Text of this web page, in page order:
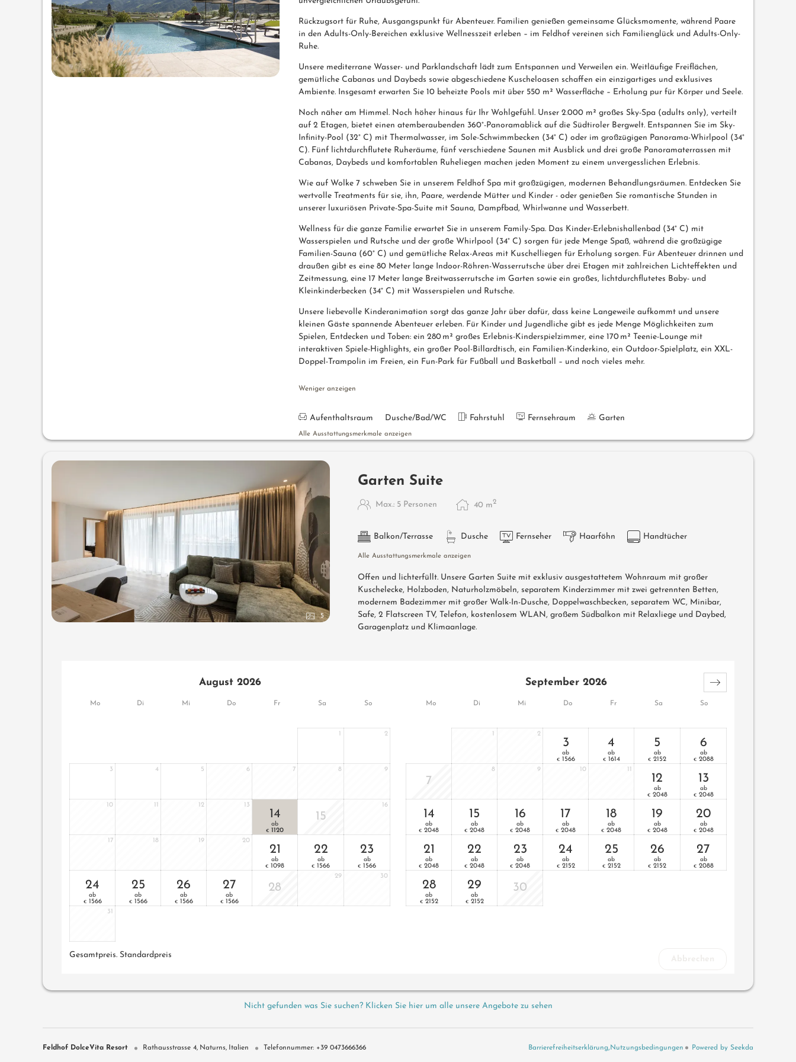
Rückzugsort für Ruhe, Ausgangspunkt für Abenteuer. Familien genießen gemeinsame Glücksmomente, während Paare
in den Adults-Only-Bereichen exklusive Wellnesszeit erleben – im Feldhof vereinen sich Familienglück und Adults-Only-
Ruhe.
Unsere mediterrane Wasser- und Parklandschaft lädt zum Entspannen und Verweilen ein. Weitläufige Freiflächen,
gemütliche Cabanas und Daybeds sowie abgeschiedene Kuscheloasen schaffen ein einzigartiges und exklusives
Ambiente. Insgesamt erwarten Sie 10 beheizte Pools mit über 550 m² Wasserfläche – Erholung pur für Körper und Seele.
Noch näher am Himmel. Noch höher hinaus für Ihr Wohlgefühl. Unser 2.000 m² großes Sky-Spa (adults only), verteilt
auf 2 Etagen, bietet einen atemberaubenden 360°-Panoramablick auf die Südtiroler Bergwelt. Entspannen Sie im Sky-
Infinity-Pool (32° C) mit Thermalwasser, im Sole-Schwimmbecken (34° C) oder im großzügigen Panorama-Whirlpool (34°
C). Fünf lichtdurchflutete Ruheräume, fünf verschiedene Saunen mit Ausblick und drei große Panoramaterrassen mit
Cabanas, Daybeds und komfortablen Ruheliegen machen jeden Moment zu einem unvergesslichen Erlebnis.
Wie auf Wolke 7 schweben Sie in unserem Feldhof Spa mit großzügigen, modernen Behandlungsräumen. Entdecken Sie
wertvolle Treatments für sie, ihn, Paare, werdende Mütter und Kinder - oder genießen Sie romantische Stunden in
unserer luxuriösen Private-Spa-Suite mit Sauna, Dampfbad, Whirlwanne und Wasserbett.
Wellness für die ganze Familie erwartet Sie in unserem Family-Spa. Das Kinder-Erlebnishallenbad (34° C) mit
Wasserspielen und Rutsche und der große Whirlpool (34° C) sorgen für jede Menge Spaß, während die großzügige
Familien-Sauna (60° C) und gemütliche Relax-Areas mit Kuschelliegen für Erholung sorgen. Für Abenteuer drinnen und
draußen gibt es eine 80 Meter lange Indoor-Röhren-Wasserrutsche über drei Etagen mit zahlreichen Lichteffekten und
Zeitmessung, eine 17 Meter lange Breitwasserrutsche im Garten sowie ein großes, lichtdurchflutetes Baby- und
Kleinkinderbecken (34° C) mit Wasserspielen und Rutsche.
Unsere liebevolle Kinderanimation sorgt das ganze Jahr über dafür, dass keine Langeweile aufkommt und unsere
kleinen Gäste spannende Abenteuer erleben. Für Kinder und Jugendliche gibt es jede Menge Möglichkeiten zum
Spielen, Entdecken und Toben: ein 280 m² großes Erlebnis-Kinderspielzimmer, eine 170 m² Teenie-Lounge mit
interaktiven Spiele-Highlights, ein großer Pool-Billardtisch, ein Familien-Kinderkino, ein Outdoor-Spielplatz, ein XXL-
Doppel-Trampolin im Freien, ein Fun-Park für Fußball und Basketball – und noch vieles mehr.
Weniger anzeigen
Aufenthaltsraum Dusche/Bad/WC Fahrstuhl Fernsehraum Garten
Alle Ausstattungsmerkmale anzeigen
5
Garten Suite
Max.: 5 Personen 40 m2
Balkon/Terrasse Dusche Fernseher Haarföhn Handtücher
Alle Ausstattungsmerkmale anzeigen
Offen und lichterfüllt. Unsere Garten Suite mit exklusiv ausgestattetem Wohnraum mit großer
Kuschelecke, Holzboden, Naturholzmöbeln, separatem Kinderzimmer mit zwei getrennten Betten,
modernem Badezimmer mit großer Walk-In-Dusche, Doppelwaschbecken, separatem WC, Minibar,
Safe, 2 Flatscreen TV, Telefon, kostenlosem WLAN, großem Südbalkon mit Relaxliege und Daybed,
Garagenplatz und Klimaanlage.
Mo Di Mi Do Fr Sa So Mo Di Mi Do Fr Sa So
August 2026
2
3 4 5 6 7 8 9
10 12 13
14
ab
€ 1120
15
16
17 18 19 20
21
ab
€ 1098
22
ab
€ 1566
23
ab
€ 1566
24
ab
€ 1566
25
ab
€ 1566
26
ab
€ 1566
27
ab
€ 1566
28
29 30
31
September 2026
2
3
ab
€ 1566
4
ab
€ 1614
5
ab
€ 2152
6
ab
€ 2088
7
8 9 10
12
ab
€ 2048
13
ab
€ 2048
14
ab
€ 2048
15
ab
€ 2048
16
ab
€ 2048
17
ab
€ 2048
18
ab
€ 2048
19
ab
€ 2048
20
ab
€ 2048
21
ab
€ 2048
22
ab
€ 2048
23
ab
€ 2048
24
ab
€ 2152
25
ab
€ 2152
26
ab
€ 2152
27
ab
€ 2088
28
ab
€ 2152
29
ab
€ 2152
30
Gesamtpreis. Standardpreis
Nicht gefunden was Sie suchen? Klicken Sie hier um alle unsere Angebote zu sehen
Feldhof DolceVita Resort Rathausstrasse 4 Naturns Italien Telefonnummer: +39 0473666366 Barrierefreiheitserklärung Nutzungsbedingungen Powered by Seekda